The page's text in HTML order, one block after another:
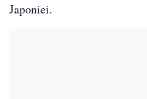
Japoniei.